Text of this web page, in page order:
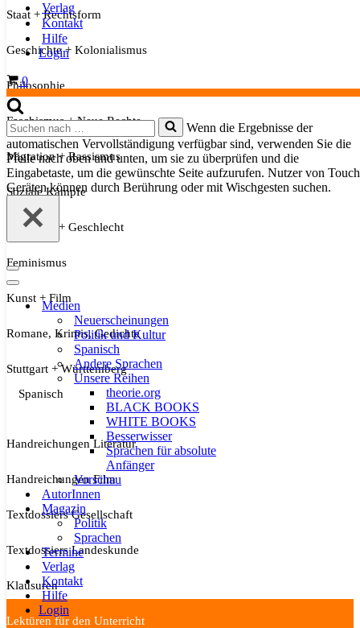
Verlag
Kontakt
Hilfe
Login
Warenkorb
0
Suchen
nach …
Wenn die Ergebnisse der
automatischen Vervollständigung verfügbar sind, verwenden Sie die
Pfeile nach oben und unten, um sie zu überprüfen und die
Eingabetaste, um die gewünschte Seite aufzurufen. Nutzer von
Geräten können durch Berührung oder mit Wischgesten suchen.
Navigationsmenü
Navigationsmenü
Medien
Neuerscheinungen
Politik und Kultur
Spanisch
Andere Sprachen
Unsere Reihen
theorie.org
BLACK BOOKS
WHITE BOOKS
Besserwisser
Sprachen für absolute
Anfänger
Vorschau
AutorInnen
Magazin
Politik
Sprachen
Termine
Verlag
Kontakt
Hilfe
Login
Staat + Rechtsform
Geschichte + Kolonialismus
Philosophie
Faschismus + Neue Rechte
Migration + Rassismus
Soziale Kämpfe
Sexualität + Geschlecht
Feminismus
Kunst + Film
Romane, Krimis, Gedichte
Stuttgart + Württemberg
Spanisch
Handreichungen Literatur
Handreichungen Film
Textdossiers Gesellschaft
Textdossiers Landeskunde
Klausuren
Lektüren für den Unterricht